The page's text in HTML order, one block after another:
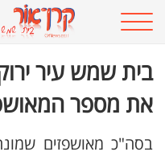
בית שמש עיר
את מספר
בסה"כ מאושפזים